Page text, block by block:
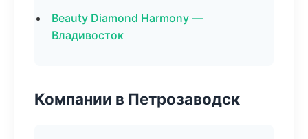
Beauty Diamond Harmony —
Владивосток
Компании в Петрозаводск